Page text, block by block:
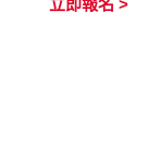
立即報名 >